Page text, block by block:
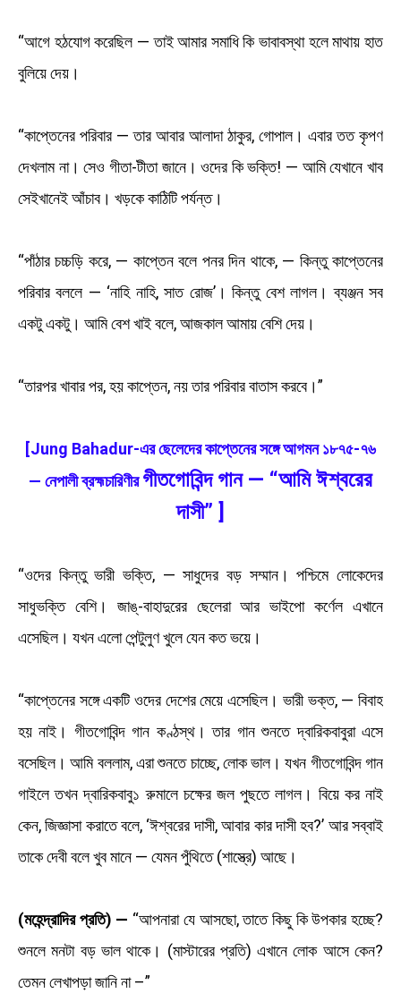
“আগে হঠযোগ করেছিল — তাই আমার সমাধি কি ভাবাবস্থা হলে মাথায় হাত
বুলিয়ে দেয়।
“কাপ্তেনের পরিবার — তার আবার আলাদা ঠাকুর, গোপাল। এবার তত কৃপণ
দেখলাম না। সেও গীতা-টীতা জানে। ওদের কি ভক্তি! — আমি যেখানে খাব
সেইখানেই আঁচাব। খড়কে কাঠিটি পর্যন্ত।
“পাঁঠার চচ্চড়ি করে, — কাপ্তেন বলে পনর দিন থাকে, — কিন্তু কাপ্তেনের
পরিবার বললে — ‘নাহি নাহি, সাত রোজ’। কিন্তু বেশ লাগল। ব্যঞ্জন সব
একটু একটু। আমি বেশ খাই বলে, আজকাল আমায় বেশি দেয়।
“তারপর খাবার পর, হয় কাপ্তেন, নয় তার পরিবার বাতাস করবে।”
[Jung Bahadur-এর ছেলেদের কাপ্তেনের সঙ্গে আগমন ১৮৭৫-৭৬
— নেপালী ব্রহ্মচারিণীরগীতগোবিন্দ গান — “আমি ঈশ্বরের
দাসী” ]
“ওদের কিন্তু ভারী ভক্তি, — সাধুদের বড় সম্মান। পশ্চিমে লোকেদের
সাধুভক্তি বেশি। জাঙ্‌-বাহাদুরের ছেলেরা আর ভাইপো কর্ণেল এখানে
এসেছিল। যখন এলো পেন্টুলুণ খুলে যেন কত ভয়ে।
“কাপ্তেনের সঙ্গে একটি ওদের দেশের মেয়ে এসেছিল। ভারী ভক্ত, — বিবাহ
হয় নাই। গীতগোবিন্দ গান কণ্ঠস্থ। তার গান শুনতে দ্বারিকবাবুরা এসে
বসেছিল। আমি বললাম, এরা শুনতে চাচ্ছে, লোক ভাল। যখন গীতগোবিন্দ গান
গাইলে তখন দ্বারিকবাবু১ রুমালে চক্ষের জল পুছতে লাগল। বিয়ে কর নাই
কেন, জিজ্ঞাসা করাতে বলে, ‘ঈশ্বরের দাসী, আবার কার দাসী হব?’ আর সব্বাই
তাকে দেবী বলে খুব মানে — যেমন পুঁথিতে (শাস্ত্রে) আছে।
(মহেন্দ্রাদির প্রতি) — “আপনারা যে আসছো, তাতে কিছু কি উপকার হচ্ছে?
শুনলে মনটা বড় ভাল থাকে। (মাস্টারের প্রতি) এখানে লোক আসে কেন?
তেমন লেখাপড়া জানি না –”